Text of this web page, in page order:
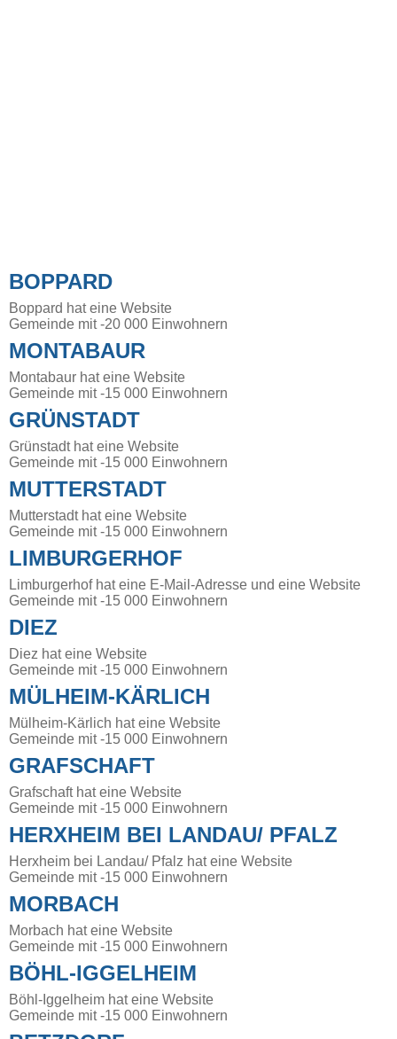
BOPPARD
Boppard hat eine Website
Gemeinde mit -20 000 Einwohnern
MONTABAUR
Montabaur hat eine Website
Gemeinde mit -15 000 Einwohnern
GRÜNSTADT
Grünstadt hat eine Website
Gemeinde mit -15 000 Einwohnern
MUTTERSTADT
Mutterstadt hat eine Website
Gemeinde mit -15 000 Einwohnern
LIMBURGERHOF
Limburgerhof hat eine E-Mail-Adresse und eine Website
Gemeinde mit -15 000 Einwohnern
DIEZ
Diez hat eine Website
Gemeinde mit -15 000 Einwohnern
MÜLHEIM-KÄRLICH
Mülheim-Kärlich hat eine Website
Gemeinde mit -15 000 Einwohnern
GRAFSCHAFT
Grafschaft hat eine Website
Gemeinde mit -15 000 Einwohnern
HERXHEIM BEI LANDAU/ PFALZ
Herxheim bei Landau/ Pfalz hat eine Website
Gemeinde mit -15 000 Einwohnern
MORBACH
Morbach hat eine Website
Gemeinde mit -15 000 Einwohnern
BÖHL-IGGELHEIM
Böhl-Iggelheim hat eine Website
Gemeinde mit -15 000 Einwohnern